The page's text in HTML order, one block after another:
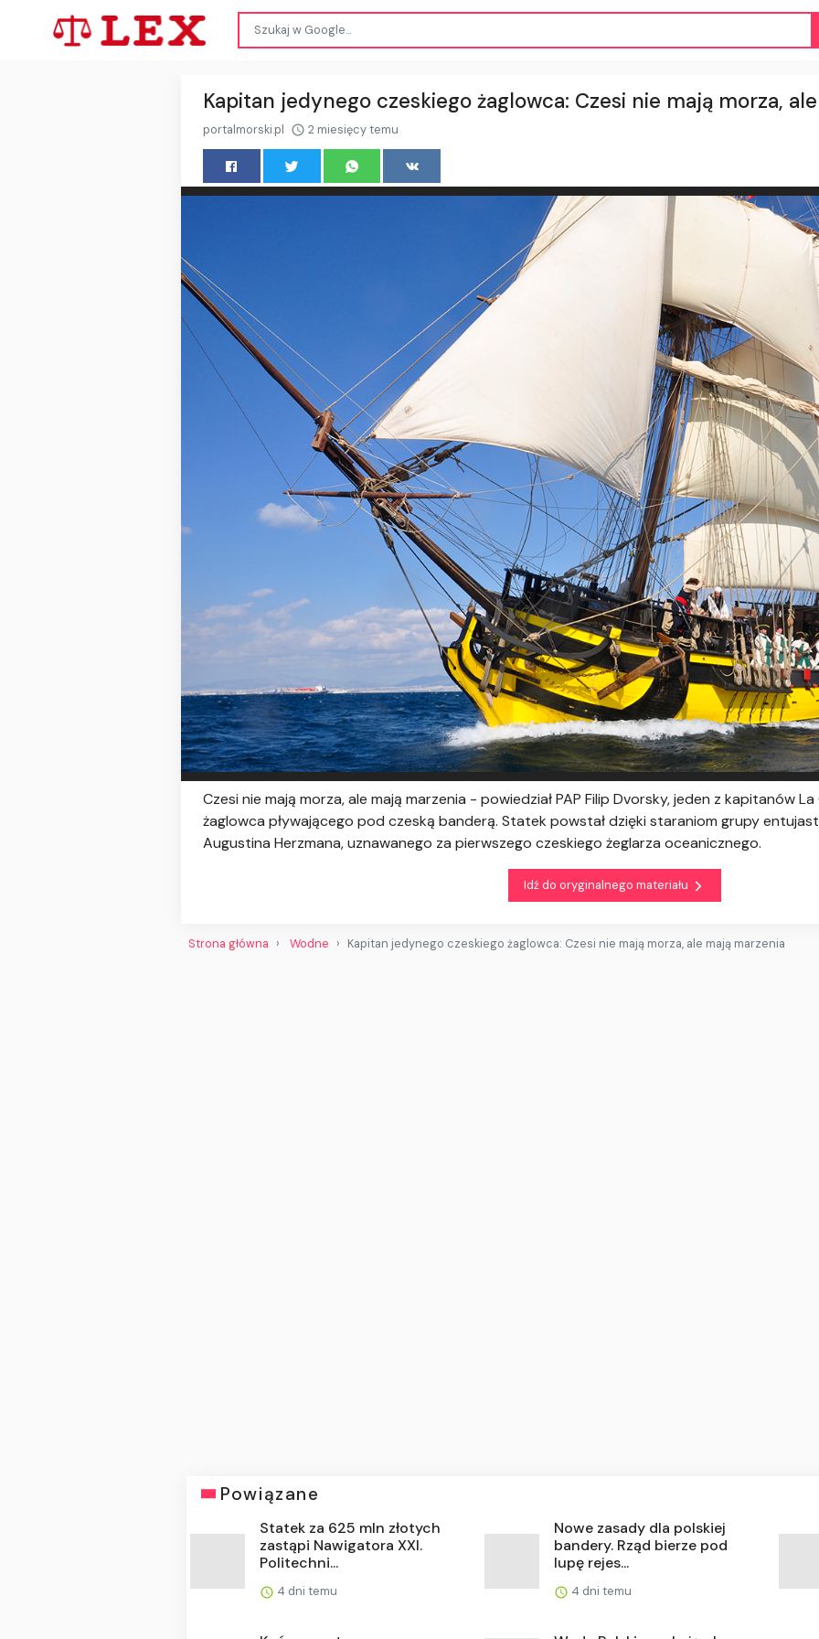
Kapitan jedynego czeskiego żaglowca: Czesi nie mają morza,
portalmorski.pl 2 miesięcy temu
Czesi nie mają morza, ale mają marzenia - powiedział PAP Filip Dvorsky, jeden z kapitanów
żaglowca pływającego pod czeską banderą. Statek powstał dzięki staraniom grupy
Augustina Herzmana, uznawanego za pierwszego czeskiego żeglarza oceanicznego.
Idź do oryginalnego materiału
Strona główna Wodne Kapitan jedynego czeskiego żaglowca: Czesi nie mają morza, ale mają marzenia
Powiązane
Statek za 625 mln złotych
zastąpi Nawigatora XXI.
Politechni...
4 dni temu
Nowe zasady dla polskiej
bandery. Rząd bierze pod
lupę rejes...
4 dni temu